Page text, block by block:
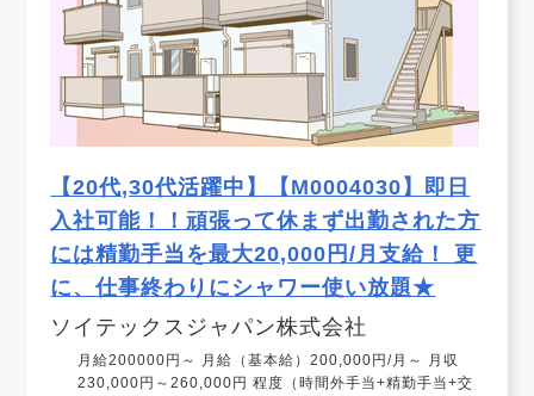
【20代,30代活躍中】【M0004030】即日
入社可能！！頑張って休まず出勤された方
には精勤手当を最大20,000円/月支給！ 更
に、仕事終わりにシャワー使い放題★
ソイテックスジャパン株式会社
月給200000円～ 月給（基本給）200,000円/月～ 月収
230,000円～260,000円 程度（時間外手当+精勤手当+交